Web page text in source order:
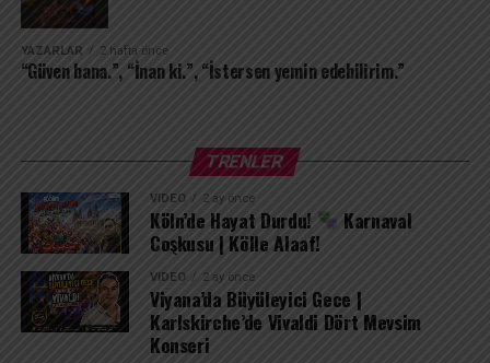
içimden uğurlamak, kendimi tamamen yok etmek
demektir; ben seni sakladıkça varım.
YAZARLAR 2 hafta önce
“Güven bana.”, “İnan ki.”, “İstersen yemin edebilirim.”
TRENLER
VIDEO 2 ay önce
Köln’de Hayat Durdu!
Karnaval
Coşkusu | Kölle Alaaf!
VIDEO 2 ay önce
Viyana’da Büyüleyici Gece |
Karlskirche’de Vivaldi Dört Mevsim
Konseri